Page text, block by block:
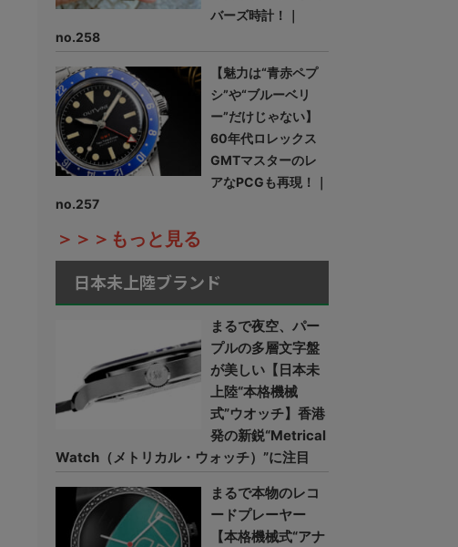
バーズ時計！｜
no.258
【魅力は“青赤ペプ
シ”や“ブルーベリ
ー”だけじゃない】
60年代ロレックス
GMTマスターのレ
アなPCGも再現！｜
no.257
＞＞＞もっと見る
日本未上陸ブランド
まるで夜空、パー
プルの多層文字盤
が美しい【日本未
上陸“本格機械
式”ウオッチ】香港
発の新鋭“Metrical
Watch（メトリカル・ウォッチ）”に注目
まるで本物のレコ
ードプレーヤー
【本格機械式“アナ